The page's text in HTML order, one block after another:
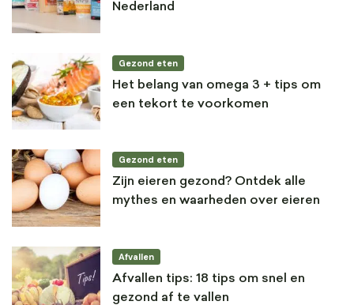
Nederland
Gezond eten
Het belang van omega 3 + tips om
een tekort te voorkomen
Gezond eten
Zijn eieren gezond? Ontdek alle
mythes en waarheden over eieren
Afvallen
Afvallen tips: 18 tips om snel en
gezond af te vallen